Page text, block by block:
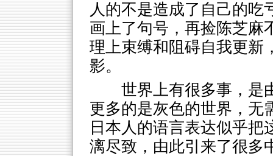
人的不是造成了自己的吃
画上了句号，再捡陈芝麻
理上束缚和阻碍自我更新
影。
世界上有很多事，是
更多的是灰色的世界，无
日本人的语言表达似乎
漓尽致，由此引来了很多